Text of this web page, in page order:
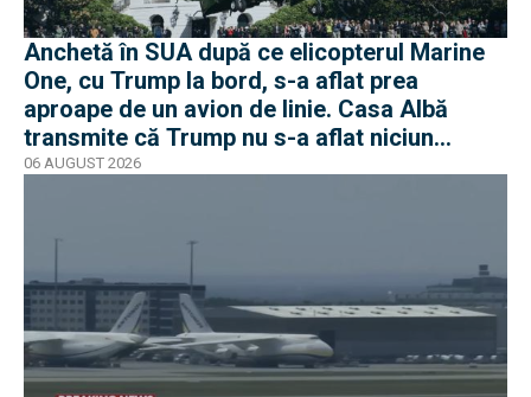
Anchetă în SUA după ce elicopterul Marine
One, cu Trump la bord, s-a aflat prea
aproape de un avion de linie. Casa Albă
transmite că Trump nu s-a aflat niciun
moment în pericol
06 AUGUST 2026